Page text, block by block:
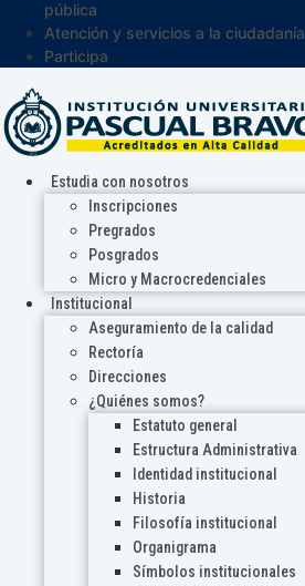
pública
Atención y servicios a la ciudadanía
Participa
Estudia con nosotros
Inscripciones
Pregrados
Posgrados
Micro y Macrocredenciales
Institucional
Aseguramiento de la calidad
Rectoría
Direcciones
¿Quiénes somos?
Estatuto general
Estructura Administrativa
Identidad institucional
Historia
Filosofía institucional
Organigrama
Símbolos institucionales